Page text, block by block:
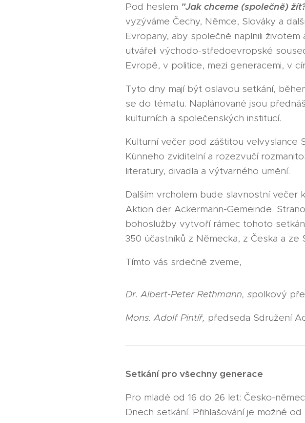
Pod heslem "Jak chceme (společně)
vyzýváme Čechy, Němce, Slováky a
Evropany, aby společně naplnili životem
utvářeli východo-středoevropské
Evropě, v politice, mezi generacemi, v
Tyto dny mají být oslavou setkání,
se do tématu. Naplánované jsou
kulturních a společenských institucí.
Kulturní večer pod záštitou velvyslance
Künneho zviditelní a rozezvučí
literatury, divadla a výtvarného umění.
Dalším vrcholem bude slavnostní večer
Aktion der Ackermann-Gemeinde.
bohoslužby vytvoří rámec tohoto
350 účastníků z Německa, z Česka a ze
Tímto vás srdečně zveme,
Dr. Albert-Peter Rethmann, spolkový
Mons. Adolf Pintíř, předseda Sdružení
Setkání pro všechny generace
Pro mladé od 16 do 26 let: Česko-
Dnech setkání. Přihlašování je možné od